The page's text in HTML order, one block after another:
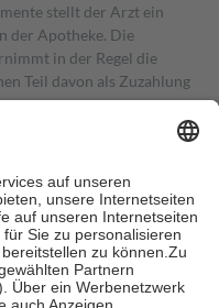
stellt der Arzt ein
der Apotheke. Die
in der Regel die
Teil davon als Zuzahlung
in Höhe von zehn
mehr als die tatsächlichen
für Online-Apotheken.
beträgt die
zehn Euro je